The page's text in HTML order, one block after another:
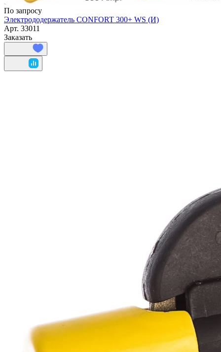
По запросу
Электрододержатель CONFORT 300+ WS (И)
Арт. 33011
Заказать